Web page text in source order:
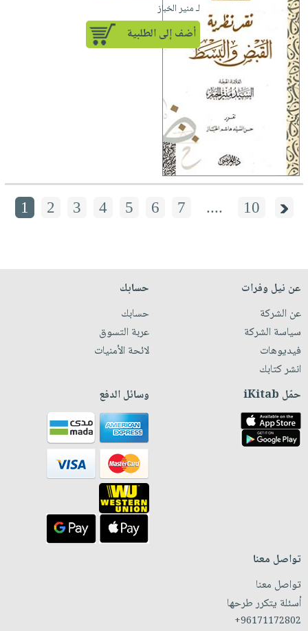
لـ منير الخباز
أضف إلى الطلبية
1 2 3 4 5 6 7 .... 10
عن نيل وفرات
عن الشركة
سياسة الشركة
فيديوهات
انشر كتابك
حسابك
حسابك
عربة التسوق
لائحة الأمنيات
حمّل iKitab وسائل الدفع
تواصل معنا
تواصل معنا
أسئلة يتكرر طرحها
+96171172802